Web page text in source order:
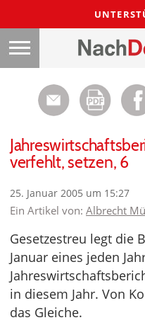
verfehlt, setzen, 6
25. Januar 2005 um 15:27
Ein Artikel von: Albrecht
Gesetzestreu legt die
Januar eines jeden
in diesem Jahr. Von
das Gleiche.